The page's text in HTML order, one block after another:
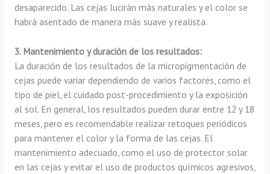
desaparecido. Las cejas lucirán más naturales y el color se
habrá asentado de manera más suave y realista.
3. Mantenimiento y duración de los resultados:
La duración de los resultados de la micropigmentación de
cejas puede variar dependiendo de varios factores, como el
tipo de piel, el cuidado post-procedimiento y la exposición
al sol. En general, los resultados pueden durar entre 12 y 18
meses, pero es recomendable realizar retoques periódicos
para mantener el color y la forma de las cejas. El
mantenimiento adecuado, como el uso de protector solar
en las cejas y evitar el uso de productos químicos agresivos,